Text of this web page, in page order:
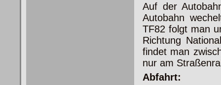
Auf der
Autobahn
TF82 folgt man
Richtung
findet man
nur am
Abfahrt: